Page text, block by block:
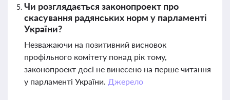
Чи розглядається законопроект про
скасування радянських норм у парламенті
України?
Незважаючи на позитивний висновок
профільного комітету понад рік тому,
законопроект досі не винесено на перше читання
у парламенті України. Джерело